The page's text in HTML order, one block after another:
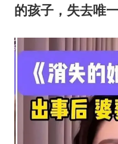
的孩子，失去唯